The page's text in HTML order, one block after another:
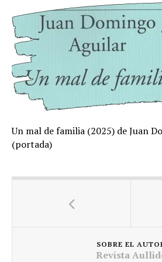
Un mal de familia (2025) de Juan
(portada)
SOBRE EL
Revista